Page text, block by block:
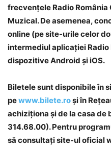
frecvenţele Radio România
Muzical. De asemenea,
online (pe site-urilecelor
intermediul aplicației Radio
dispozitive Android și iOS.
Biletele sunt disponibile în
pewww.bilete.roși în
achiziționa și de la casa de
314.68.00). Pentru
să consultați site-ul oficial